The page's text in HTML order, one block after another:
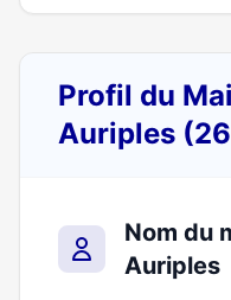
Profil du
Auriples
Nom du
Auriples